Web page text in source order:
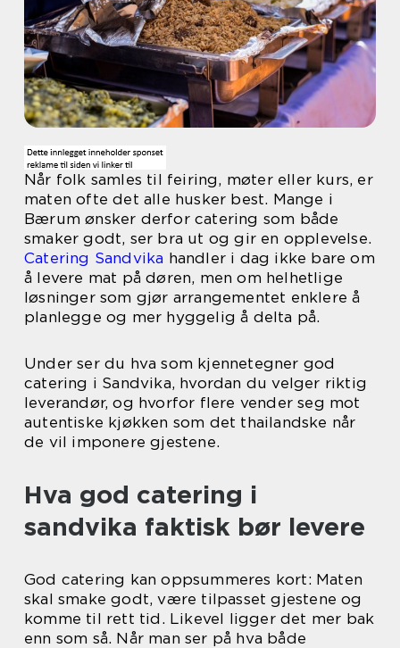
Når folk samles til feiring, møter eller kurs, er
maten ofte det alle husker best. Mange i
Bærum ønsker derfor catering som både
smaker godt, ser bra ut og gir en opplevelse.
Catering Sandvika handler i dag ikke bare om
å levere mat på døren, men om helhetlige
løsninger som gjør arrangementet enklere å
planlegge og mer hyggelig å delta på.
Under ser du hva som kjennetegner god
catering i Sandvika, hvordan du velger riktig
leverandør, og hvorfor flere vender seg mot
autentiske kjøkken som det thailandske når
de vil imponere gjestene.
Hva god catering i
sandvika faktisk bør levere
God catering kan oppsummeres kort: Maten
skal smake godt, være tilpasset gjestene og
komme til rett tid. Likevel ligger det mer bak
enn som så. Når man ser på hva både